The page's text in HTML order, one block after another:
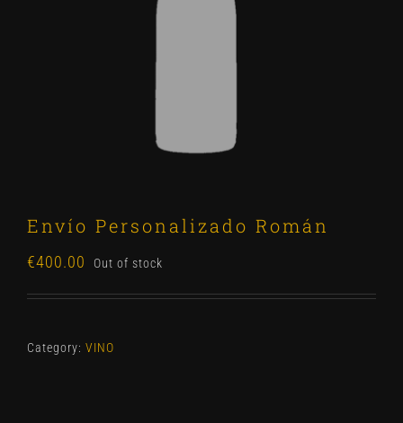
Envío Personalizado Román
€400.00 Out of stock
Category: VINO